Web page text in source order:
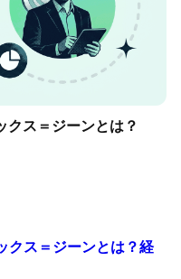
クス＝ジーンとは？
クス＝ジーンとは？経